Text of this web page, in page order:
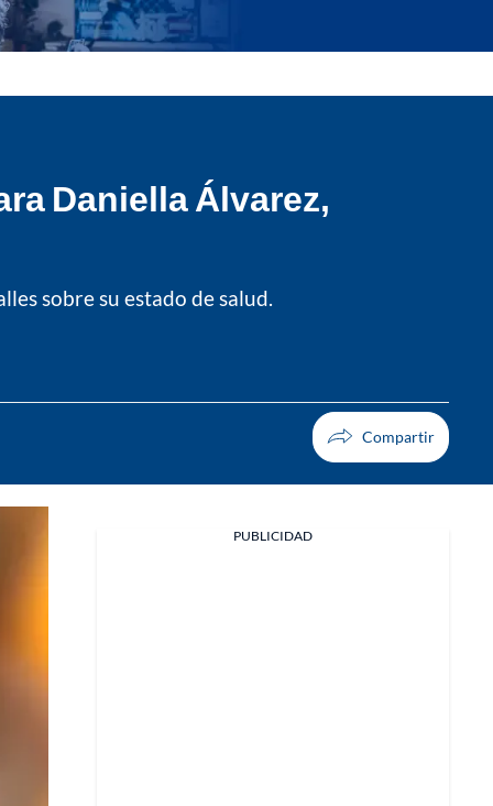
Daniella Álvarez,
sobre su estado de salud.
PUBLICIDAD